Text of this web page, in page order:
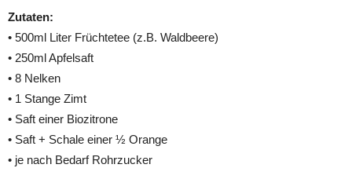
Zutaten:
• 500ml Liter Früchtetee (z.B. Waldbeere)
• 250ml Apfelsaft
• 8 Nelken
• 1 Stange Zimt
• Saft einer Biozitrone
• Saft + Schale einer ½ Orange
• je nach Bedarf Rohrzucker